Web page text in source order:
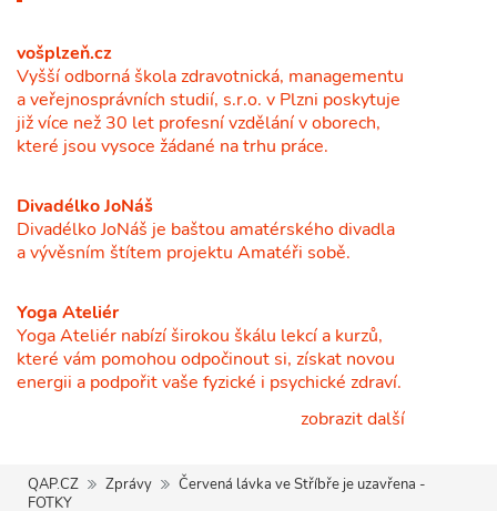
vošplzeň.cz
Vyšší odborná škola zdravotnická, managementu
a veřejnosprávních studií, s.r.o. v Plzni poskytuje
již více než 30 let profesní vzdělání v oborech,
které jsou vysoce žádané na trhu práce.
Divadélko JoNáš
Divadélko JoNáš je baštou amatérského divadla
a vývěsním štítem projektu Amatéři sobě.
Yoga Ateliér
Yoga Ateliér nabízí širokou škálu lekcí a kurzů,
které vám pomohou odpočinout si, získat novou
energii a podpořit vaše fyzické i psychické zdraví.
zobrazit další
QAP.CZ Zprávy
Červená lávka ve Stříbře je uzavřena -
FOTKY